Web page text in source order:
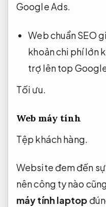
Google Ads.
Web chuẩn SEO
khoản chi phí lớn
trợ lên top
Tối ưu.
Web máy tính
Tệp khách hàng.
Website đem đến
nên công ty nào
máy tính laptop